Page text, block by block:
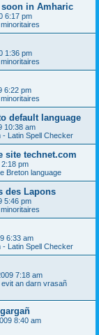
in Amharic
6:17 pm
1:36 pm
6:22 pm
default language
10:38 am
Latin Spell Checker
site technet.com
pm
Breton language
des Lapons
5:46 pm
6:33 am
Latin Spell Checker
7:18 am
an darn vrasañ
8:40 am